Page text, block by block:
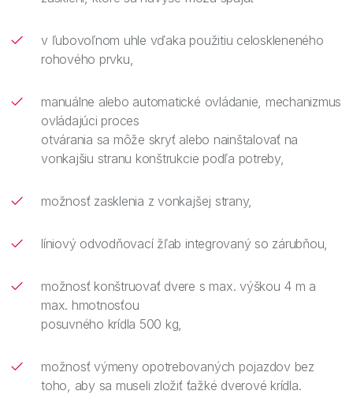
v ľubovoľnom uhle vďaka použitiu celoskleneného
rohového prvku,
manuálne alebo automatické ovládanie, mechanizmus
ovládajúci proces
otvárania sa môže skryť alebo nainštalovať na
vonkajšiu stranu konštrukcie podľa potreby,
možnosť zasklenia z vonkajšej strany,
líniový odvodňovací žľab integrovaný so zárubňou,
možnosť konštruovať dvere s max. výškou 4 m a
max. hmotnosťou
posuvného krídla 500 kg,
možnosť výmeny opotrebovaných pojazdov bez
toho, aby sa museli zložiť ťažké dverové krídla.